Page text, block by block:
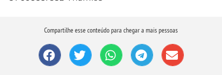
Compartilhe esse conteúdo para chegar a mais pessoas